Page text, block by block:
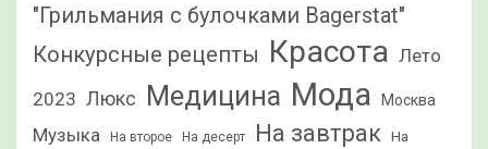
"Грильмания с булочками Bagerstat"
Конкурсные рецепты Красота Лето
2023 Люкс Медицина Мода Москва
Музыка На второе На десерт На завтрак На